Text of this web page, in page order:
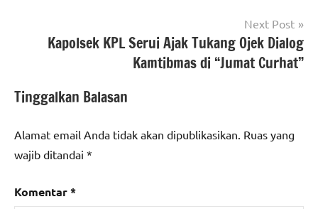
Next Post
Kapolsek KPL Serui Ajak Tukang Ojek Dialog
Kamtibmas di “Jumat Curhat”
Tinggalkan Balasan
Alamat email Anda tidak akan dipublikasikan. Ruas yang
wajib ditandai *
Komentar*